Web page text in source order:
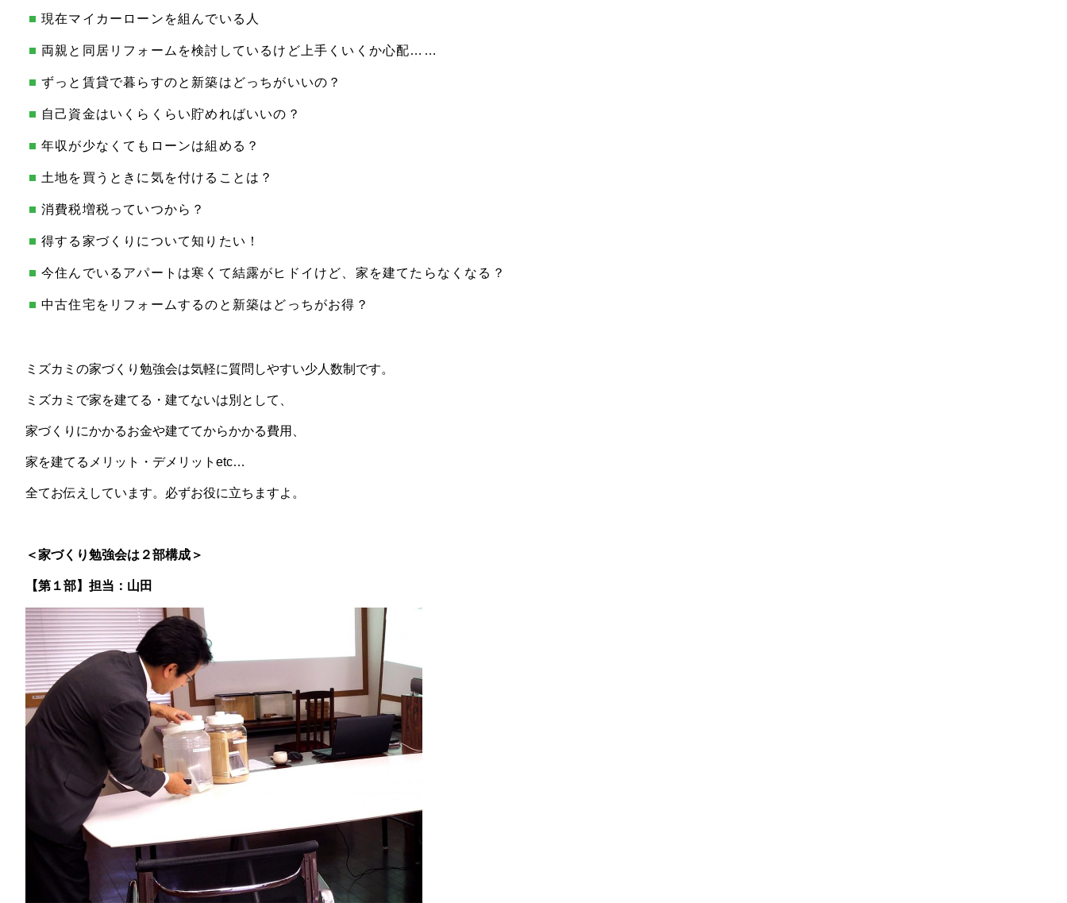
現在マイカーローンを組んでいる人
両親と同居リフォームを検討しているけど上手くいくか心配……
ずっと賃貸で暮らすのと新築はどっちがいいの？
自己資金はいくらくらい貯めればいいの？
年収が少なくてもローンは組める？
土地を買うときに気を付けることは？
消費税増税っていつから？
得する家づくりについて知りたい！
今住んでいるアパートは寒くて結露がヒドイけど、家を建てたらなくなる？
中古住宅をリフォームするのと新築はどっちがお得？
ミズカミの家づくり勉強会は気軽に質問しやすい少人数制です。
ミズカミで家を建てる・建てないは別として、
家づくりにかかるお金や建ててからかかる費用、
家を建てるメリット・デメリットetc…
全てお伝えしています。必ずお役に立ちますよ。
＜家づくり勉強会は２部構成＞
【第１部】担当：山田